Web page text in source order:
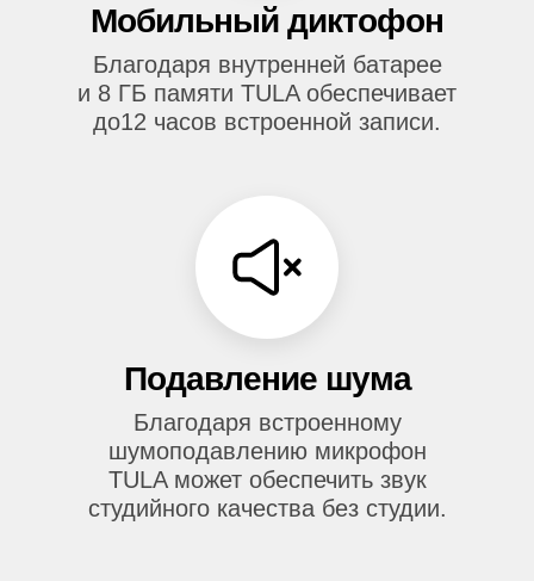
Мобильный диктофон
Подавление шума
Благодаря внутренней батарее
и 8 ГБ памяти TULA обеспечивает
до12 часов встроенной записи.
Благодаря встроенному
шумоподавлению микрофон
TULA может обеспечить звук
студийного качества без студии.